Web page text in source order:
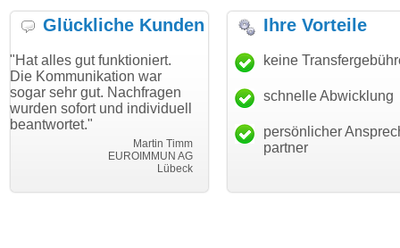
Glückliche Kunden
gut funktioniert.
war
gut. Nachfragen
und individuell
EUROIMMUN AG
"Danke für den schnellen
Transfer und guten Service!"
Thomas Schäfer
i can eckert communication GmbH
"Ich bin
haben.
mein
Ihre Vorteile
keine
schnelle Abwicklung
persönlicher
partner